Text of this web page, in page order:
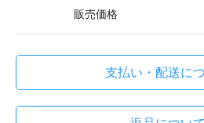
販売価格
支払い・配送に